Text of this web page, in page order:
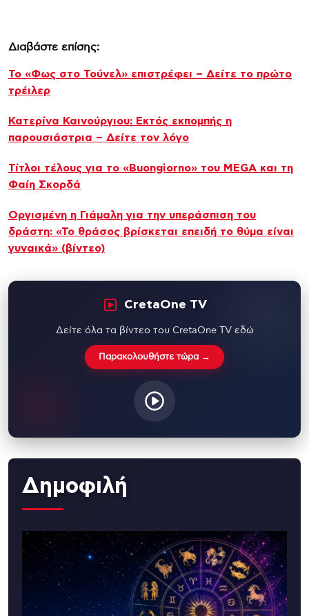
Διαβάστε επίσης:
Το «Φως στο Τούνελ» επιστρέφει – Δείτε το πρώτο
τρέιλερ
Κατερίνα Καινούργιου: Εκτός εκπομπής η
παρουσιάστρια – Δείτε τον λόγο
Τίτλοι τέλους για το «Buongiorno» του MEGA και τη
Φαίη Σκορδά
Οργισμένη η Γιάμαλη για την υπεράσπιση του
δράστη: «Το θράσος βρίσκεται επειδή το θύμα είναι
γυναικά» (βίντεο)
CretaOne TV
Δείτε όλα τα βίντεο του CretaOne TV εδώ
Παρακολουθήστε τώρα →
Δημοφιλή